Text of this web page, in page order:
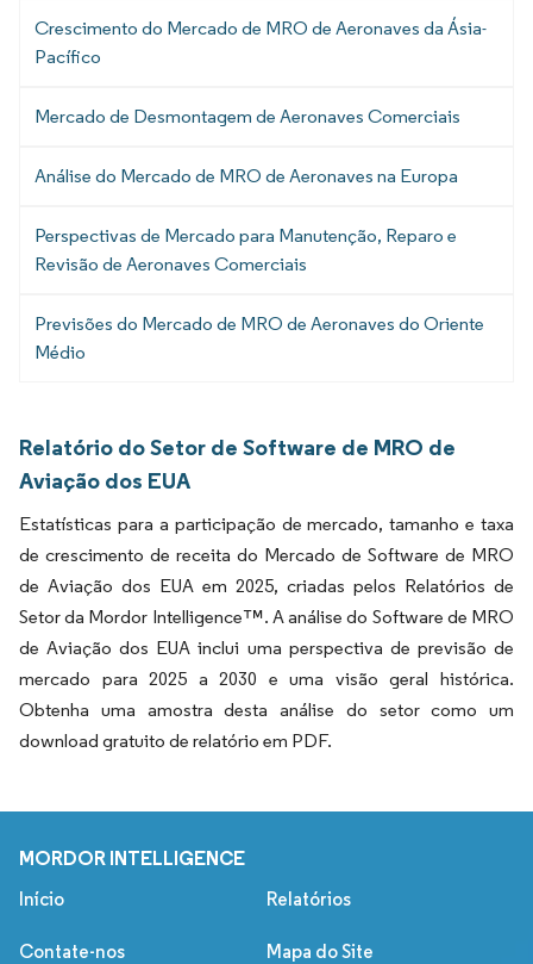
Crescimento do Mercado de MRO de Aeronaves da Ásia-
Pacífico
Mercado de Desmontagem de Aeronaves Comerciais
Análise do Mercado de MRO de Aeronaves na Europa
Perspectivas de Mercado para Manutenção, Reparo e
Revisão de Aeronaves Comerciais
Previsões do Mercado de MRO de Aeronaves do Oriente
Médio
Relatório do Setor de Software de MRO de
Aviação dos EUA
Estatísticas para a participação de mercado, tamanho e taxa
de crescimento de receita do Mercado de Software de MRO
de Aviação dos EUA em 2025, criadas pelos Relatórios de
Setor da Mordor Intelligence™. A análise do Software de MRO
de Aviação dos EUA inclui uma perspectiva de previsão de
mercado para 2025 a 2030 e uma visão geral histórica.
Obtenha uma amostra desta análise do setor como um
download gratuito de relatório em PDF.
MORDOR INTELLIGENCE
Início Relatórios
Contate-nos Mapa do Site